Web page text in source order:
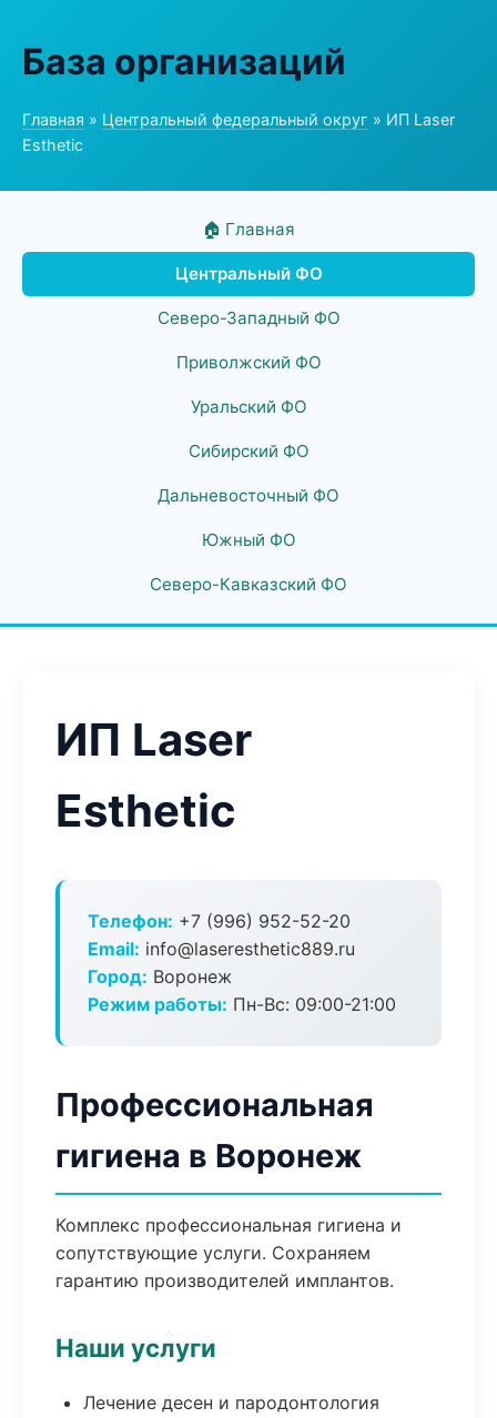
База организаций
Главная » Центральный федеральный округ » ИП Laser
Esthetic
🏠 Главная
Центральный ФО
Северо-Западный ФО
Приволжский ФО
Уральский ФО
Сибирский ФО
Дальневосточный ФО
Южный ФО
Северо-Кавказский ФО
ИП Laser
Esthetic
Телефон: +7 (996) 952-52-20
Email: info@laseresthetic889.ru
Город: Воронеж
Режим работы: Пн-Вс: 09:00-21:00
Профессиональная
гигиена в Воронеж
Комплекс профессиональная гигиена и
сопутствующие услуги. Сохраняем
гарантию производителей имплантов.
Наши услуги
Лечение десен и пародонтология